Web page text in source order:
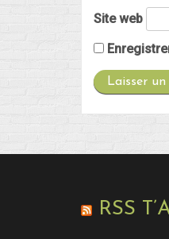
Site web
RSS